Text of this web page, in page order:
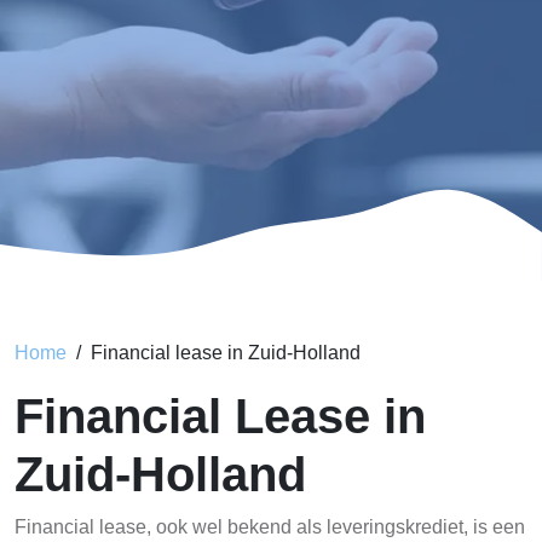
Home Financial lease in Zuid-Holland
Financial Lease in
Zuid-Holland
Financial lease, ook wel bekend als leveringskrediet, is een